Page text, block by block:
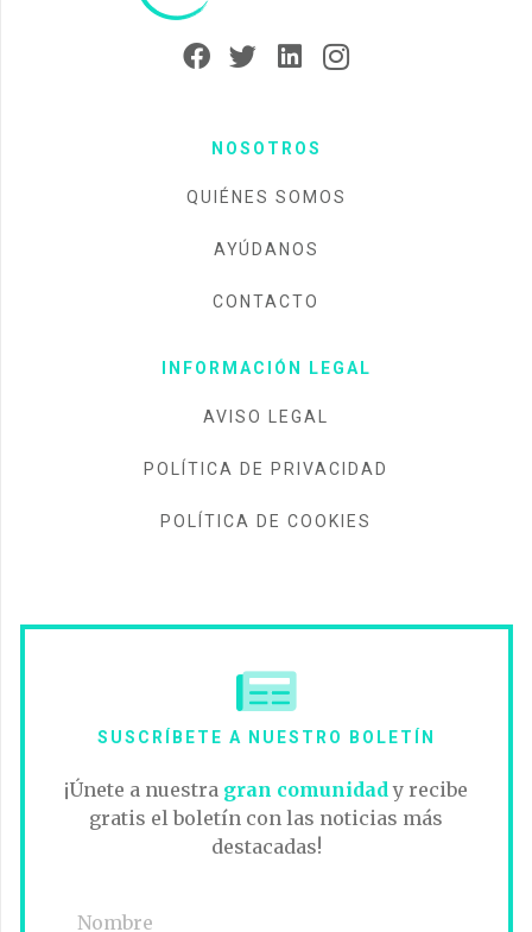
NOSOTROS
QUIÉNES SOMOS
AYÚDANOS
CONTACTO
INFORMACIÓN LEGAL
AVISO LEGAL
POLÍTICA DE PRIVACIDAD
POLÍTICA DE COOKIES
SUSCRÍBETE A NUESTRO BOLETÍN
¡Únete a nuestra gran comunidad y recibe
gratis el boletín con las noticias más
destacadas!